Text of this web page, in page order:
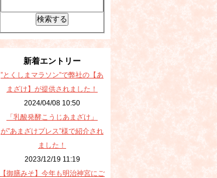
新着エントリー
”とくしまマラソン”で弊社の【あ
まざけ】が提供されました！
2024/04/08 10:50
「乳酸発酵こうじあまざけ」
が”あまざけプレス”様で紹介され
ました！
2023/12/19 11:19
【御膳みそ】今年も明治神宮にご